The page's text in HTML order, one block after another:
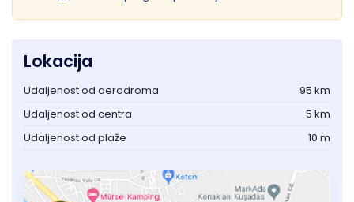
Lokacija
Udaljenost od aerodroma
95 km
Udaljenost od centra
5 km
Udaljenost od plaže
10 m